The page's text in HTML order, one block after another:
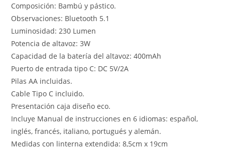
Composición: Bambú y pástico.
Observaciones: Bluetooth 5.1
Luminosidad: 230 Lumen
Potencia de altavoz: 3W
Capacidad de la batería del altavoz: 400mAh
Puerto de entrada tipo C: DC 5V/2A
Pilas AA incluidas.
Cable Tipo C incluido.
Presentación caja diseño eco.
Incluye Manual de instrucciones en 6 idiomas: español,
inglés, francés, italiano, portugués y alemán.
Medidas con linterna extendida: 8,5cm x 19cm